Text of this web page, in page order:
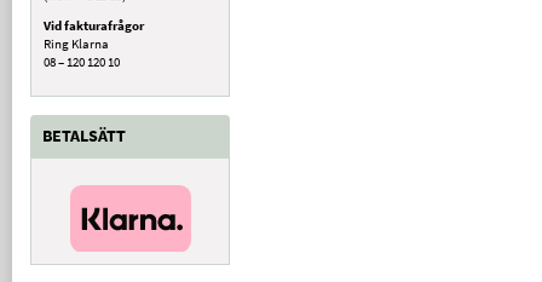
Vid fakturafrågor
Ring Klarna
08 – 120 120 10
BETALSÄTT